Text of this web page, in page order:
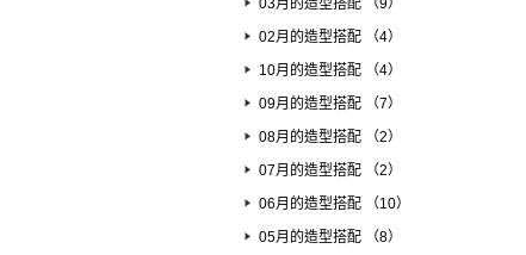
03月的造型搭配 （9）
02月的造型搭配 （4）
10月的造型搭配 （4）
09月的造型搭配 （7）
08月的造型搭配 （2）
07月的造型搭配 （2）
06月的造型搭配 （10）
05月的造型搭配 （8）